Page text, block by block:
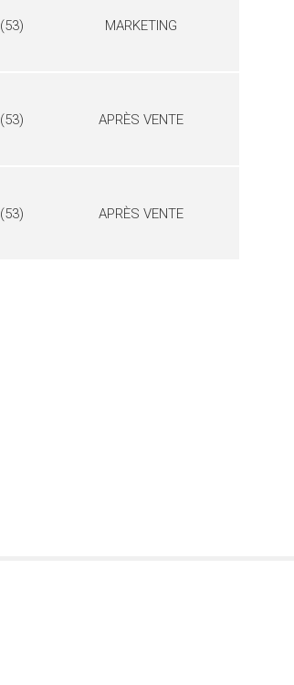
(53) MARKETING
(53) APRÈS VENTE
(53) APRÈS VENTE